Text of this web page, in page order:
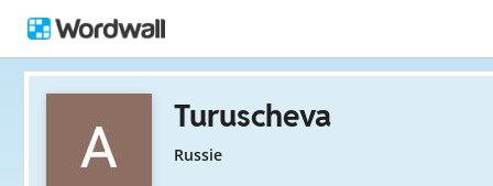
Turuscheva
Russie